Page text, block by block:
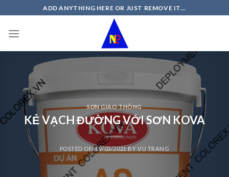
to
content
ADD ANYTHING HERE OR JUST REMOVE IT...
SƠN GIAO THÔNG
KẺ VẠCH ĐƯỜNG VỚI SƠN KOVA
POSTED ON19/03/2021BY VU TRANG